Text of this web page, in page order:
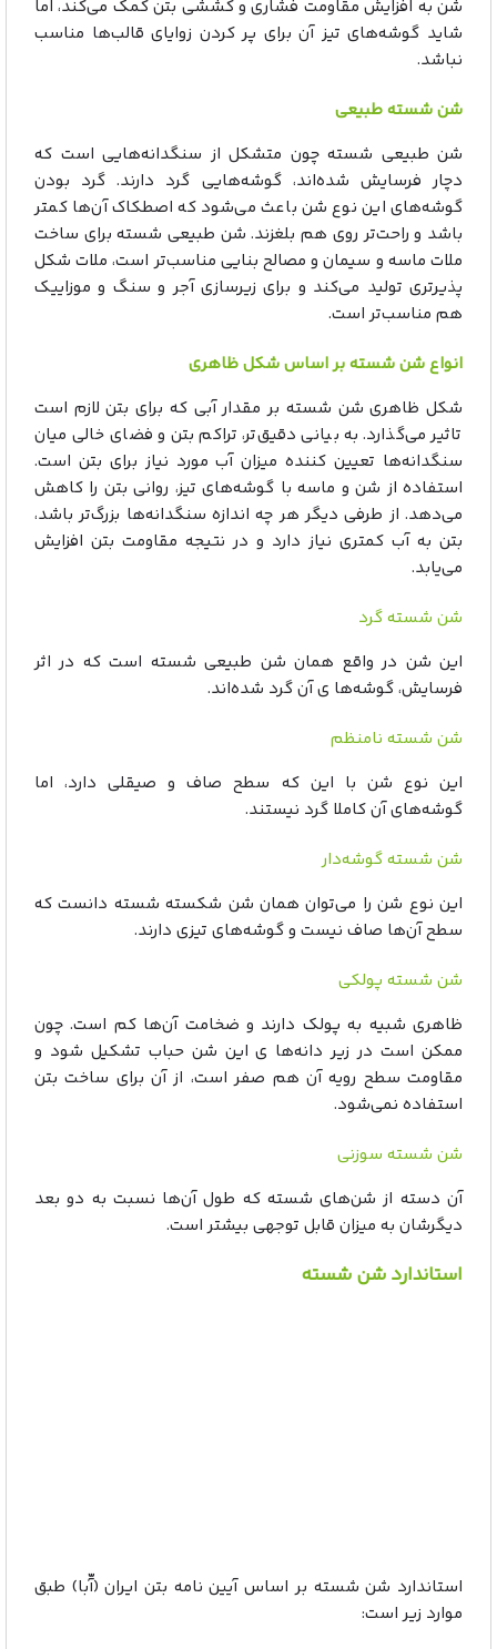
شن به افزایش مقاومت فشاری و کششی بتن کمک می‌کند، اما
شاید گوشه‌های تیز آن برای پر کردن زوایای قالب‌ها مناسب
نباشد.
شن شسته طبیعی
شن طبیعی شسته چون متشکل از سنگدانه‌هایی است که
دچار فرسایش شده‌اند، گوشه‌هایی گرد دارند. گرد بودن
گوشه‌های این نوع شن باعث می‌شود که اصطکاک آن‌ها کمتر
باشد و راحت‌تر روی هم بلغزند. شن طبیعی شسته برای ساخت
ملات ماسه و سیمان و مصالح بنایی مناسب‌تر است، ملات شکل
پذیرتری تولید می‌کند و برای زیرسازی آجر و سنگ و موزاییک
هم مناسب‌تر است.
انواع شن شسته بر اساس شکل ظاهری
شکل ظاهری شن شسته بر مقدار آبی که برای بتن لازم است
تاثیر می‌گذارد. به بیانی دقیق‌تر، تراکم بتن و فضای خالی میان
سنگدانه‌ها تعیین کننده میزان آب مورد نیاز برای بتن است.
استفاده از شن و ماسه با گوشه‌های تیز، روانی بتن را کاهش
می‌دهد. از طرفی دیگر هر چه اندازه سنگدانه‌ها بزرگ‌تر باشد،
بتن به آب کمتری نیاز دارد و در نتیجه مقاومت بتن افزایش
می‌یابد.
شن شسته گرد
این شن در واقع همان شن طبیعی شسته است که در اثر
فرسایش، گوشه‌ها ی آن گرد شده‌اند.
شن شسته نامنظم
این نوع شن با این که سطح صاف و صیقلی دارد، اما
گوشه‌های آن کاملا گرد نیستند.
شن شسته گوشه‌دار
این نوع شن را می‌توان همان شن شکسته شسته دانست که
سطح آن‌ها صاف نیست و گوشه‌های تیزی دارند.
شن شسته پولکی
ظاهری شبیه به پولک دارند و ضخامت آن‌ها کم است. چون
ممکن است در زیر دانه‌ها ی این شن حباب تشکیل شود و
مقاومت سطح رویه آن هم صفر است، از آن برای ساخت بتن
استفاده نمی‌شود.
شن شسته سوزنی
آن دسته از شن‌های شسته که طول آن‌ها نسبت به دو بعد
دیگرشان به میزان قابل توجهی بیشتر است.
استاندارد شن شسته
استاندارد شن شسته بر اساس آیین نامه بتن ایران (آّبا) طبق
موارد زیر است: